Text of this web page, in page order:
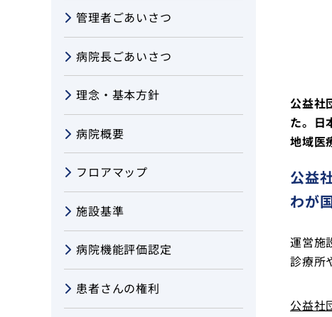
在宅サービス
越前町児童デイサービスセンターすて
織田病院について
医療関係者の方へ
アクセス
お問い合わせ
公益社
た。 日
地域医
公益
わが
運営施
診療所
公益社
管理者ごあいさつ
病院長ごあいさつ
理念・基本方針
病院概要
フロアマップ
施設基準
病院機能評価認定
患者さんの権利